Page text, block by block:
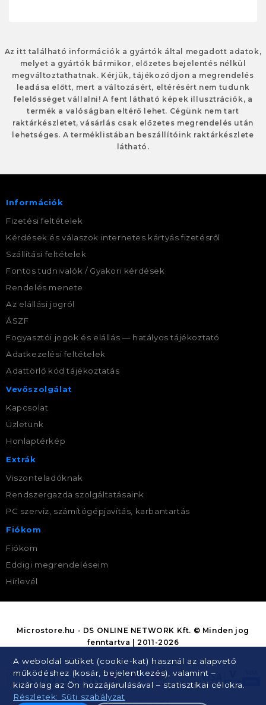
Az itt található információk a gyártók által megadott adatok,
melyet a gyártók bármikor, előzetes bejelentés nélkül
megváltoztathatnak. Kérjük, tájékozódjon a megrendelés
leadása előtt, mert a változásért, eltérésért nem tudunk
felelősséget vállalni! A fent látható képek illusztrációk, a
termék a valóságban eltérő lehet. Cégünk nem tart
raktárkészletet, vásárlás csak előzetes megrendelés után
lehetséges. A terméklistában beszállítóink raktárkészlete
látható.
Információk
Fizetési feltételek
Kérdések és válaszok internetes kártyás fizetésről
Szállítási feltételek
Fontos tudnivalók / Gyakori kérdések
Rendelés menete
Az elállási jogról
ÁSZF
Fogyasztói jogok és elállás — hatályos tájékoztató
Adatkezelési feltételek
Adattörlő kód tájékoztatás
Vevőszolgálat
Kapcsolat
Üzletünk
Honlaptérkép
Extrák
Viszonteladóknak
Rendszergazda szolgáltatásaink
PC szerviz, számítógépjavítás, karbantartás
Fiókom
Fiókom
Eddigi megrendeléseim
Hírlevél
A weboldal sütiket (cookie-kat) használ az alapvető
működéshez (kosár, bejelentkezés), valamint –
kizárólag az Ön hozzájárulásával – statisztikai célokra.
Részletek: Süti szabályzat
Microstore.hu - DS ONLINE NETWORK Kft. © Minden jog
fenntartva | 2011-2026